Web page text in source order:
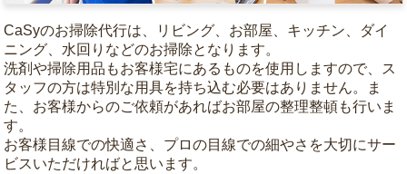
CaSyのお掃除代行は、リビング、お部屋、キッチン、ダイ
ニング、水回りなどのお掃除となります。
洗剤や掃除用品もお客様宅にあるものを使用しますので、ス
タッフの方は特別な用具を持ち込む必要はありません。ま
た、お客様からのご依頼があればお部屋の整理整頓も行いま
す。
お客様目線での快適さ、プロの目線での細やさを大切にサー
ビスいただければと思います。